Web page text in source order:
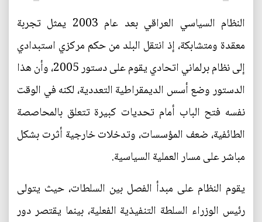
النظام السياسي العراقي بعد عام 2003 يمثل تجربة
معقدة ومتشابكة، إذ انتقل البلد من حكم مركزي استبدادي
إلى نظام برلماني اتحادي يقوم على دستور 2005، وأن هذا
الدستور وضع أسس الديمقراطية التعددية، لكنه في الوقت
نفسه فتح الباب أمام تحديات كبيرة تتعلق بالمحاصصة
الطائفية، ضعف المؤسسات، وتدخلات خارجية أثرت بشكل
مباشر على مسار العملية السياسية.
يقوم النظام على مبدأ الفصل بين السلطات، حيث يتولى
رئيس الوزراء السلطة التنفيذية الفعلية، بينما يقتصر دور